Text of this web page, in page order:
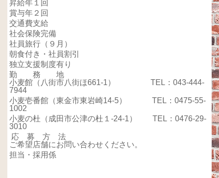
昇給年１回
賞与年２回
交通費支給
社会保険完備
社員旅行（９月）
朝食付き・社員割引
独立支援制度有り
勤 務 地
小麦館（八街市八街ほ661-1） TEL：043-444-
7944
小麦壱番館（東金市東岩崎14-5） TEL：0475-55-
1002
小麦の杜（成田市公津の杜１-24-1） TEL：0476-29-
3010
応 募 方 法
ご希望店舗にお問い合わせください。
担当・採用係